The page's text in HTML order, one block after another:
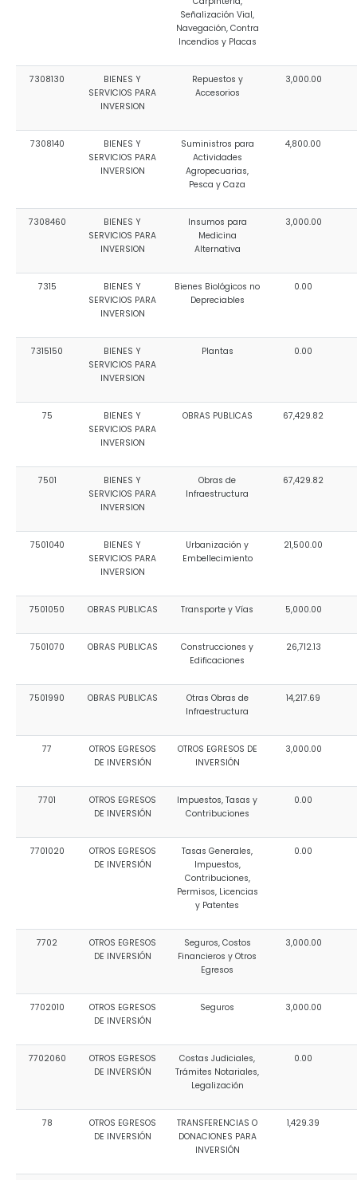
Señalización Vial,
Navegación, Contra
Incendios y Placas
7308130
BIENES Y
SERVICIOS PARA
INVERSION
Repuestos y
Accesorios
3,000.00
7308140
BIENES Y
SERVICIOS PARA
INVERSION
Suministros para
Actividades
Agropecuarias,
Pesca y Caza
4,800.00
7308460
BIENES Y
SERVICIOS PARA
INVERSION
Insumos para
Medicina
Alternativa
3,000.00
7315
BIENES Y
SERVICIOS PARA
INVERSION
Bienes Biológicos no
Depreciables
0.00
7315150
BIENES Y
SERVICIOS PARA
INVERSION
Plantas 0.00
75
BIENES Y
SERVICIOS PARA
INVERSION
OBRAS PUBLICAS 67,429.82
7501
BIENES Y
SERVICIOS PARA
INVERSION
Obras de
Infraestructura
67,429.82
7501040
BIENES Y
SERVICIOS PARA
INVERSION
Urbanización y
Embellecimiento
21,500.00
7501050 OBRAS PUBLICAS Transporte y Vías 5,000.00
7501070 OBRAS PUBLICAS
Construcciones y
Edificaciones
26,712.13
7501990 OBRAS PUBLICAS
Otras Obras de
Infraestructura
14,217.69
77
OTROS EGRESOS
DE INVERSIÓN
OTROS EGRESOS DE
INVERSIÓN
3,000.00
7701
OTROS EGRESOS
DE INVERSIÓN
Impuestos, Tasas y
Contribuciones
0.00
7701020
OTROS EGRESOS
DE INVERSIÓN
Tasas Generales,
Impuestos,
Contribuciones,
Permisos, Licencias
y Patentes
0.00
7702
OTROS EGRESOS
DE INVERSIÓN
Seguros, Costos
Financieros y Otros
Egresos
3,000.00
7702010
OTROS EGRESOS
DE INVERSIÓN
Seguros 3,000.00
7702060
OTROS EGRESOS
DE INVERSIÓN
Costas Judiciales,
Trámites Notariales,
Legalización
0.00
78
OTROS EGRESOS
DE INVERSIÓN
TRANSFERENCIAS O
DONACIONES PARA
INVERSIÓN
1,429.39